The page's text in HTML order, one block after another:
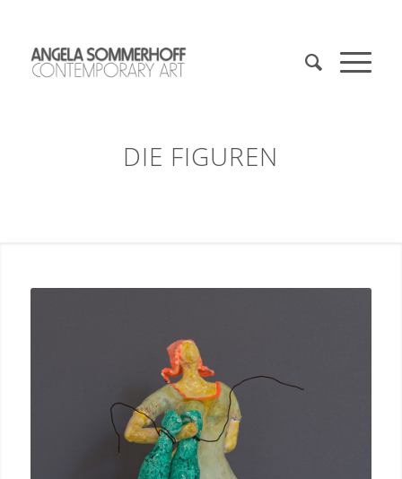
DIE FIGUREN